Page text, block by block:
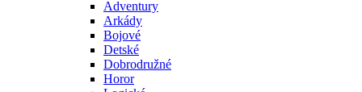
Adventury
Arkády
Bojové
Detské
Dobrodružné
Horor